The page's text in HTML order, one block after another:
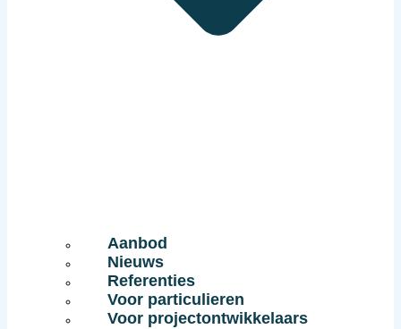
Aanbod
Nieuws
Referenties
Voor particulieren
Voor projectontwikkelaars